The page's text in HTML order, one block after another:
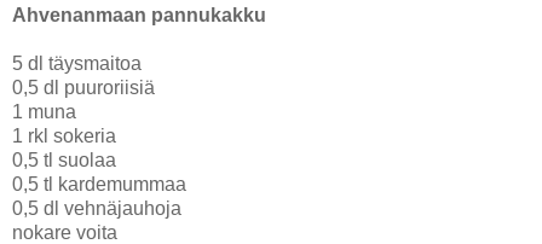
Ahvenanmaan pannukakku
5 dl täysmaitoa
0,5 dl puuroriisiä
1 muna
1 rkl sokeria
0,5 tl suolaa
0,5 tl kardemummaa
0,5 dl vehnäjauhoja
nokare voita